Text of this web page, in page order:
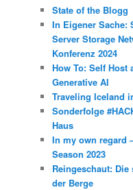
State of the Blogg
In Eigener Sache:
Server Storage
Konferenz 2024
How To: Self Host
Generative AI
Traveling Iceland
Sonderfolge
Haus
In my own regard
Season 2023
Reingeschaut: Die
der Berge